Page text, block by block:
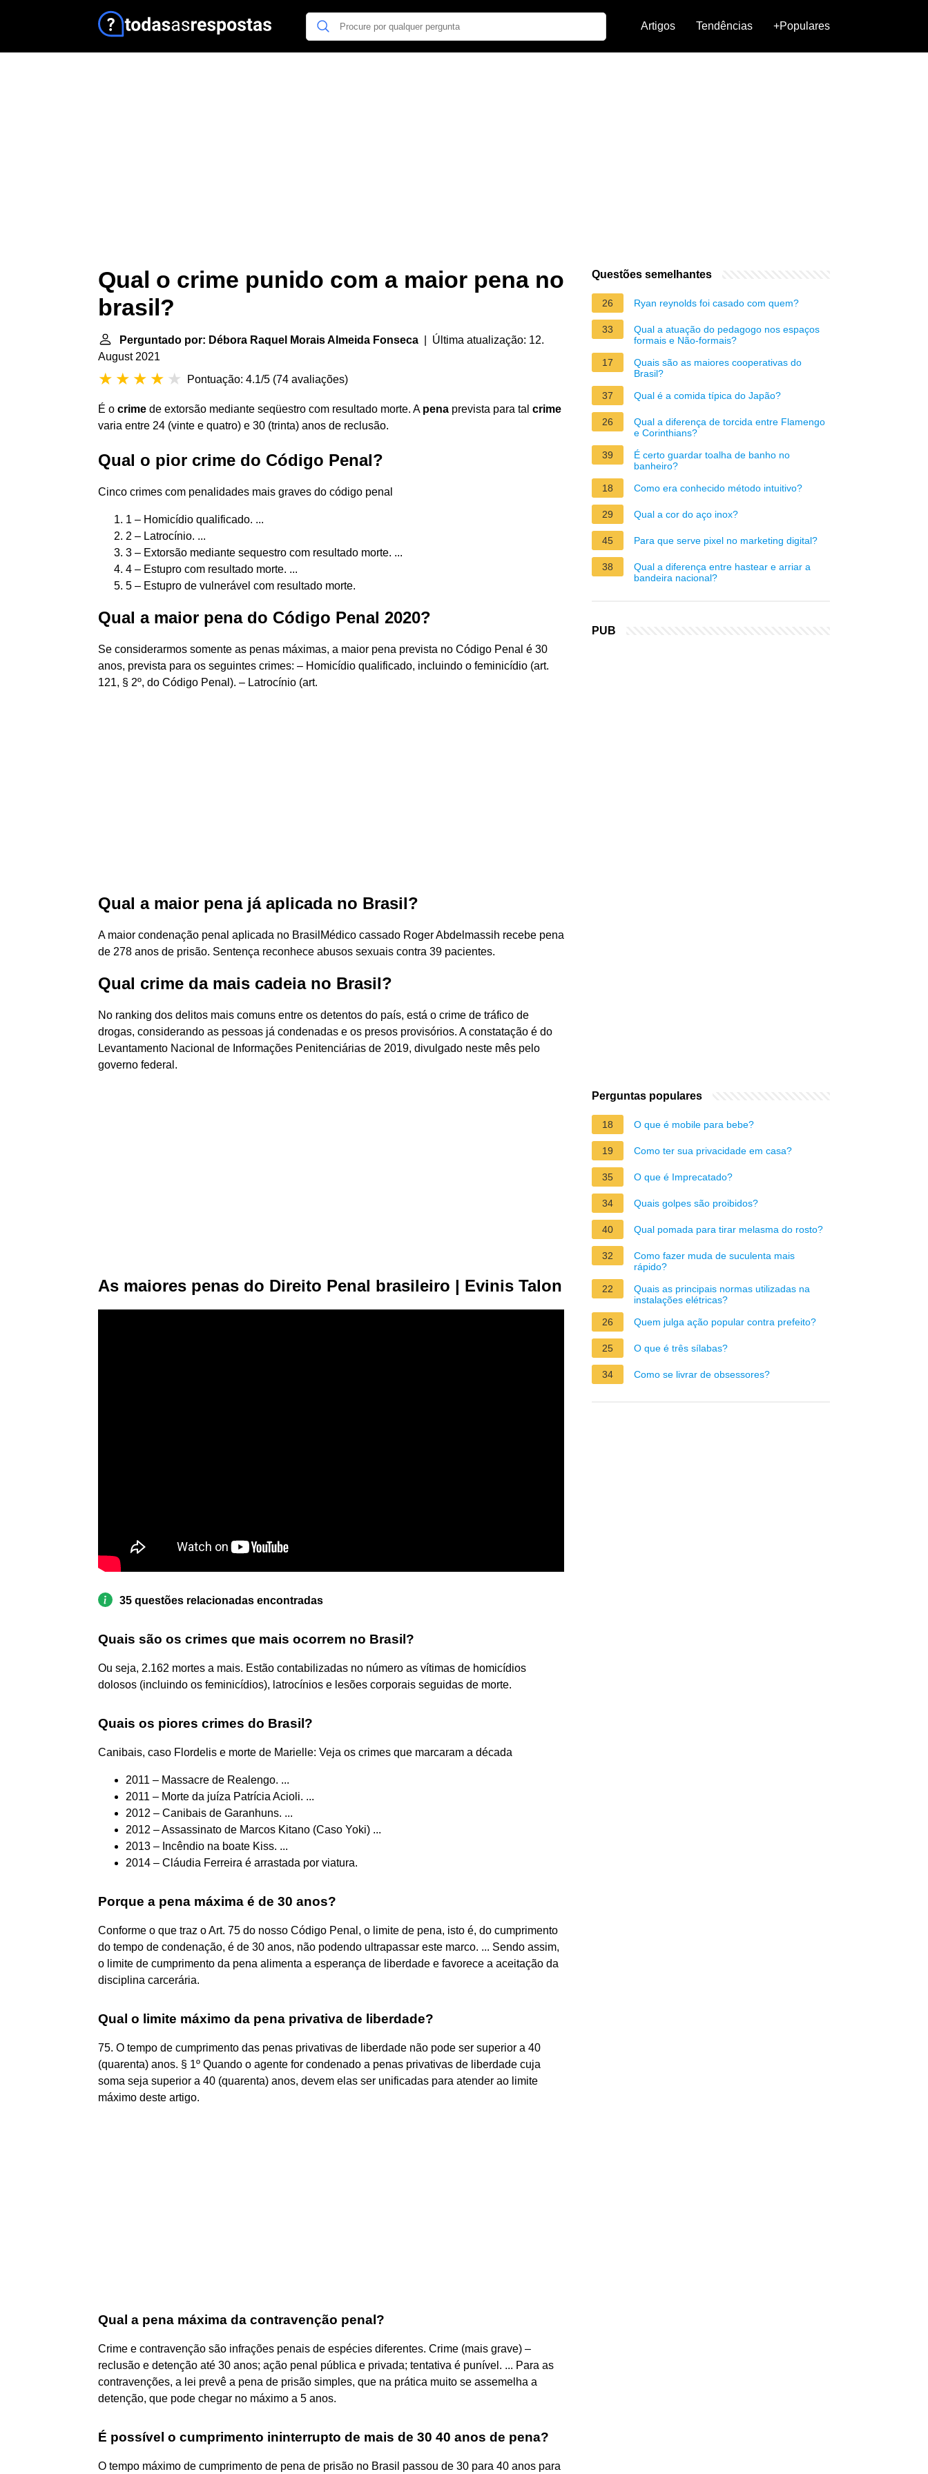
Artigos Tendências +Populares
Qual o crime punido com a maior pena no
brasil?
Perguntado por: Débora Raquel Morais Almeida Fonseca | Última atualização: 12.
August 2021
Pontuação: 4.1/5 (74 avaliações)
É o crime de extorsão mediante seqüestro com resultado morte. A pena prevista para tal crime
varia entre 24 (vinte e quatro) e 30 (trinta) anos de reclusão.
Qual o pior crime do Código Penal?
Cinco crimes com penalidades mais graves do código penal
1 – Homicídio qualificado. ...
2 – Latrocínio. ...
3 – Extorsão mediante sequestro com resultado morte. ...
4 – Estupro com resultado morte. ...
5 – Estupro de vulnerável com resultado morte.
Qual a maior pena do Código Penal 2020?
Se considerarmos somente as penas máximas, a maior pena prevista no Código Penal é 30
anos, prevista para os seguintes crimes: – Homicídio qualificado, incluindo o feminicídio (art.
121, § 2º, do Código Penal). – Latrocínio (art.
Qual a maior pena já aplicada no Brasil?
A maior condenação penal aplicada no BrasilMédico cassado Roger Abdelmassih recebe pena
de 278 anos de prisão. Sentença reconhece abusos sexuais contra 39 pacientes.
Qual crime da mais cadeia no Brasil?
No ranking dos delitos mais comuns entre os detentos do país, está o crime de tráfico de
drogas, considerando as pessoas já condenadas e os presos provisórios. A constatação é do
Levantamento Nacional de Informações Penitenciárias de 2019, divulgado neste mês pelo
governo federal.
As maiores penas do Direito Penal brasileiro | Evinis Talon
35 questões relacionadas encontradas
Quais são os crimes que mais ocorrem no Brasil?
Ou seja, 2.162 mortes a mais. Estão contabilizadas no número as vítimas de homicídios
dolosos (incluindo os feminicídios), latrocínios e lesões corporais seguidas de morte.
Quais os piores crimes do Brasil?
Canibais, caso Flordelis e morte de Marielle: Veja os crimes que marcaram a década
2011 – Massacre de Realengo. ...
2011 – Morte da juíza Patrícia Acioli. ...
2012 – Canibais de Garanhuns. ...
2012 – Assassinato de Marcos Kitano (Caso Yoki) ...
2013 – Incêndio na boate Kiss. ...
2014 – Cláudia Ferreira é arrastada por viatura.
Porque a pena máxima é de 30 anos?
Conforme o que traz o Art. 75 do nosso Código Penal, o limite de pena, isto é, do cumprimento
do tempo de condenação, é de 30 anos, não podendo ultrapassar este marco. ... Sendo assim,
o limite de cumprimento da pena alimenta a esperança de liberdade e favorece a aceitação da
disciplina carcerária.
Qual o limite máximo da pena privativa de liberdade?
75. O tempo de cumprimento das penas privativas de liberdade não pode ser superior a 40
(quarenta) anos. § 1º Quando o agente for condenado a penas privativas de liberdade cuja
soma seja superior a 40 (quarenta) anos, devem elas ser unificadas para atender ao limite
máximo deste artigo.
Qual a pena máxima da contravenção penal?
Crime e contravenção são infrações penais de espécies diferentes. Crime (mais grave) –
reclusão e detenção até 30 anos; ação penal pública e privada; tentativa é punível. ... Para as
contravenções, a lei prevê a pena de prisão simples, que na prática muito se assemelha a
detenção, que pode chegar no máximo a 5 anos.
É possível o cumprimento ininterrupto de mais de 30 40 anos de pena?
O tempo máximo de cumprimento de pena de prisão no Brasil passou de 30 para 40 anos para
Questões semelhantes
26 Ryan reynolds foi casado com quem?
33
Qual a atuação do pedagogo nos espaços
formais e Não-formais?
17
Quais são as maiores cooperativas do
Brasil?
37
Qual é a comida típica do Japão?
26
Qual a diferença de torcida entre Flamengo
e Corinthians?
39
É certo guardar toalha de banho no
banheiro?
18
Como era conhecido método intuitivo?
29 Qual a cor do aço inox?
45 Para que serve pixel no marketing digital?
38
Qual a diferença entre hastear e arriar a
bandeira nacional?
PUB
Perguntas populares
18 O que é mobile para bebe?
19 Como ter sua privacidade em casa?
35 O que é Imprecatado?
34 Quais golpes são proibidos?
40 Qual pomada para tirar melasma do rosto?
32
Como fazer muda de suculenta mais
rápido?
22
Quais as principais normas utilizadas na
instalações elétricas?
26
Quem julga ação popular contra prefeito?
25 O que é três sílabas?
34 Como se livrar de obsessores?